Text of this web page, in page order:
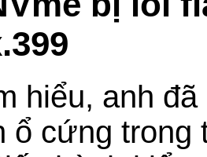
hiểu, anh
ổ cứng trong